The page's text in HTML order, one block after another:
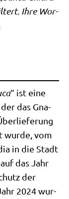
Ihre Wor­
“ ist eine
das Gna­
wur­de, vom
in die Stadt
das Jahr
der
2024 wur­